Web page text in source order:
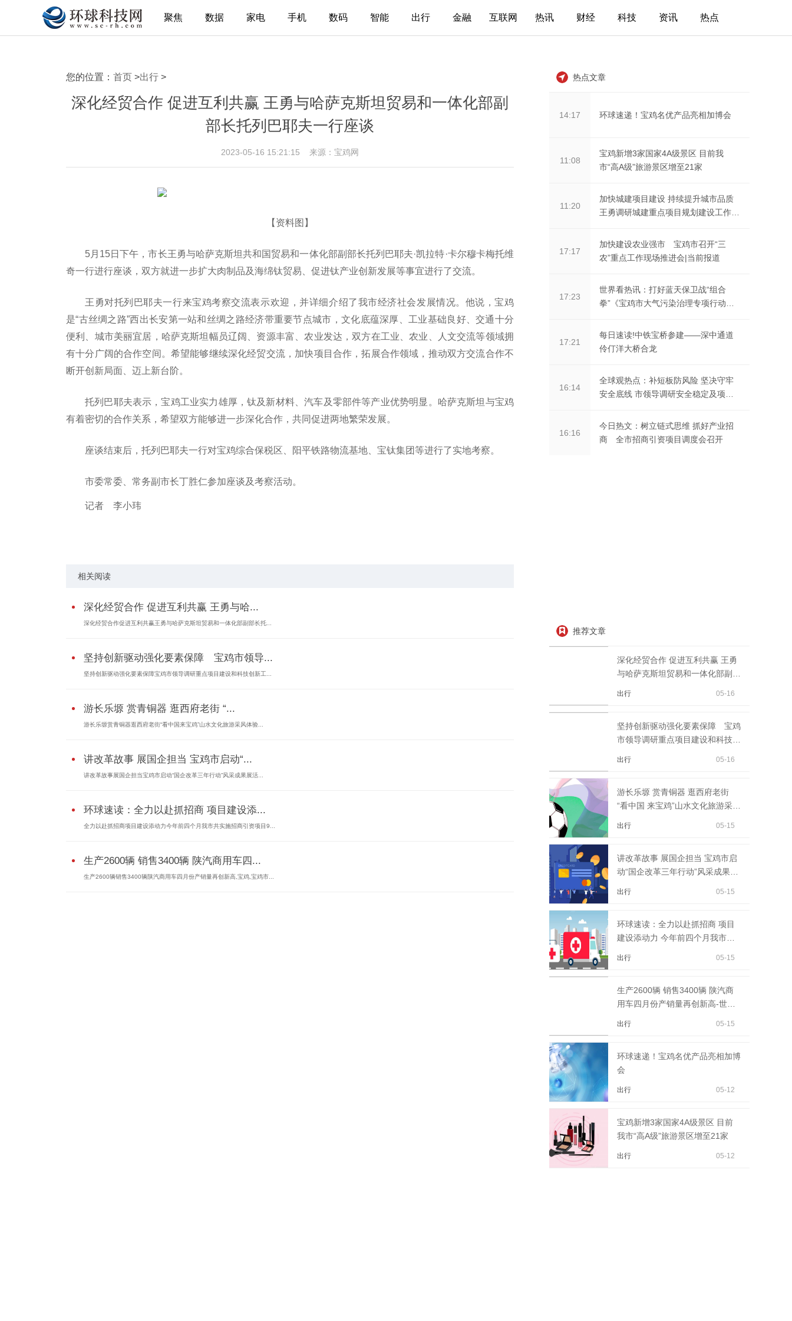
聚焦 数据 家电 手机 数码 智能 出行 金融 互联网 热讯 财经 科技 资讯 热点
您的位置： 首页 >出行 >
深化经贸合作 促进互利共赢 王勇与哈萨克斯坦贸易和一体化部副
部长托列巴耶夫一行座谈
2023-05-16 15:21:15 来源：宝鸡网
【资料图】
5月15日下午，市长王勇与哈萨克斯坦共和国贸易和一体化部副部长托列巴耶夫·凯拉特·卡尔穆卡梅托维
奇一行进行座谈，双方就进一步扩大肉制品及海绵钛贸易、促进钛产业创新发展等事宜进行了交流。
王勇对托列巴耶夫一行来宝鸡考察交流表示欢迎，并详细介绍了我市经济社会发展情况。他说，宝鸡
是“古丝绸之路”西出长安第一站和丝绸之路经济带重要节点城市，文化底蕴深厚、工业基础良好、交通十分
便利、城市美丽宜居，哈萨克斯坦幅员辽阔、资源丰富、农业发达，双方在工业、农业、人文交流等领域拥
有十分广阔的合作空间。希望能够继续深化经贸交流，加快项目合作，拓展合作领域，推动双方交流合作不
断开创新局面、迈上新台阶。
托列巴耶夫表示，宝鸡工业实力雄厚，钛及新材料、汽车及零部件等产业优势明显。哈萨克斯坦与宝鸡
有着密切的合作关系，希望双方能够进一步深化合作，共同促进两地繁荣发展。
座谈结束后，托列巴耶夫一行对宝鸡综合保税区、阳平铁路物流基地、宝钛集团等进行了实地考察。
市委常委、常务副市长丁胜仁参加座谈及考察活动。
记者 李小玮
相关阅读
深化经贸合作 促进互利共赢 王勇与哈...
深化经贸合作促进互利共赢王勇与哈萨克斯坦贸易和一体化部副部长托...
坚持创新驱动强化要素保障 宝鸡市领导...
坚持创新驱动强化要素保障宝鸡市领导调研重点项目建设和科技创新工...
游长乐塬 赏青铜器 逛西府老街 “...
游长乐塬赏青铜器逛西府老街“看中国来宝鸡”山水文化旅游采风体验...
讲改革故事 展国企担当 宝鸡市启动“...
讲改革故事展国企担当宝鸡市启动“国企改革三年行动”风采成果展活...
环球速读：全力以赴抓招商 项目建设添...
全力以赴抓招商项目建设添动力今年前四个月我市共实施招商引资项目9...
生产2600辆 销售3400辆 陕汽商用车四...
生产2600辆销售3400辆陕汽商用车四月份产销量再创新高,宝鸡,宝鸡市...
热点文章
14:17 环球速递！宝鸡名优产品亮相加博会
11:08
宝鸡新增3家国家4A级景区 目前我
市“高A级”旅游景区增至21家
11:20
加快城建项目建设 持续提升城市品质
王勇调研城建重点项目规划建设工作
17:17
加快建设农业强市 宝鸡市召开“三
农”重点工作现场推进会|当前报道
17:23
世界看热讯：打好蓝天保卫战“组合
拳”《宝鸡市大气污染治理专项行动方
17:21
每日速读!中铁宝桥参建——深中通道
伶仃洋大桥合龙
16:14
全球观热点：补短板防风险 坚决守牢
安全底线 市领导调研安全稳定及项目
16:16
今日热文：树立链式思维 抓好产业招
商 全市招商引资项目调度会召开
推荐文章
深化经贸合作 促进互利共赢 王勇
与哈萨克斯坦贸易和一体化部副部
出行 05-16
坚持创新驱动强化要素保障 宝鸡
市领导调研重点项目建设和科技创
出行 05-16
游长乐塬 赏青铜器 逛西府老街
“看中国 来宝鸡”山水文化旅游采风
出行 05-15
讲改革故事 展国企担当 宝鸡市启
动“国企改革三年行动”风采成果展
出行 05-15
环球速读：全力以赴抓招商 项目
建设添动力 今年前四个月我市共
出行 05-15
生产2600辆 销售3400辆 陕汽商
用车四月份产销量再创新高-世界
出行 05-15
环球速递！宝鸡名优产品亮相加博
会
出行 05-12
宝鸡新增3家国家4A级景区 目前
我市“高A级”旅游景区增至21家
出行 05-12